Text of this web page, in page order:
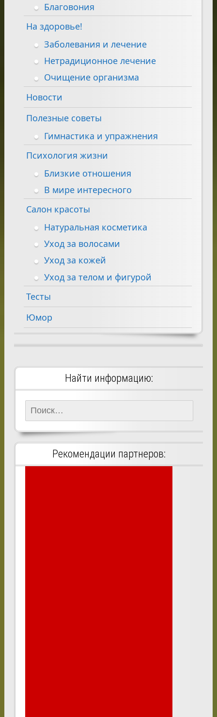
Благовония
На здоровье!
Заболевания и лечение
Нетрадиционное лечение
Очищение организма
Новости
Полезные советы
Гимнастика и упражнения
Психология жизни
Близкие отношения
В мире интересного
Салон красоты
Натуральная косметика
Уход за волосами
Уход за кожей
Уход за телом и фигурой
Тесты
Юмор
Найти информацию:
Найти:
Рекомендации партнеров: